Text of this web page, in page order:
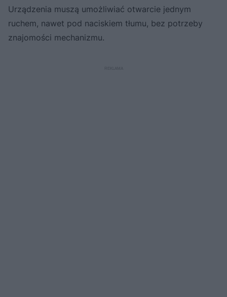
Urządzenia muszą umożliwiać otwarcie jednym
ruchem, nawet pod naciskiem tłumu, bez potrzeby
znajomości mechanizmu.